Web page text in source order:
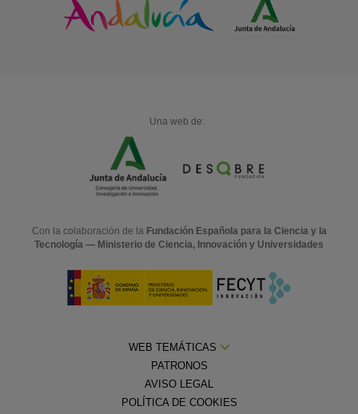
Una web de:
Con la colaboración de la Fundación Española para la Ciencia y la
Tecnología — Ministerio de Ciencia, Innovación y Universidades
WEB TEMÁTICAS
PATRONOS
AVISO LEGAL
POLÍTICA DE COOKIES